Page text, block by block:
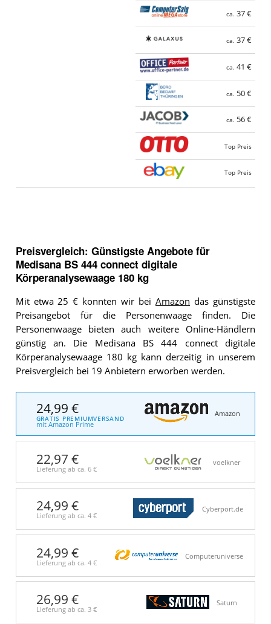
ca. 37 €
ca. 37 €
ca. 41 €
ca. 50 €
ca. 56 €
Top Preis
Top Preis
Preisvergleich: Günstigste Angebote für
Medisana BS 444 connect digitale
Körperanalysewaage 180 kg
Mit etwa 25 € konnten wir beiAmazon das günstigste
Preisangebot für die Personenwaage finden. Die
Personenwaage bieten auch weitere Online-Händlern
günstig an. Die Medisana BS 444 connect digitale
Körperanalysewaage 180 kg kann derzeitig in unserem
Preisvergleich bei 19 Anbietern erworben werden.
24,99 €
GRATIS PREMIUMVERSAND
mit Amazon Prime
Amazon
22,97 €
Lieferung ab ca. 6 €
voelkner
24,99 €
Lieferung ab ca. 4 €
Cyberport.de
24,99 €
Lieferung ab ca. 4 €
Computeruniverse
26,99 €
Lieferung ab ca. 3 €
Saturn